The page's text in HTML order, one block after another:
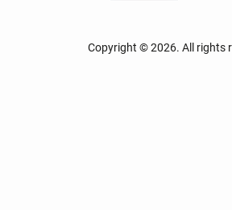
Copyright © 2026. All rights